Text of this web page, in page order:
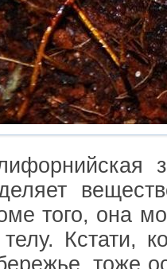
того, она
Кстати,
тоже